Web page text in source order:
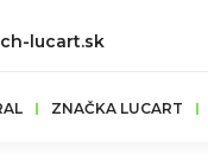
ZNAČKA LUCART
lucart.sk